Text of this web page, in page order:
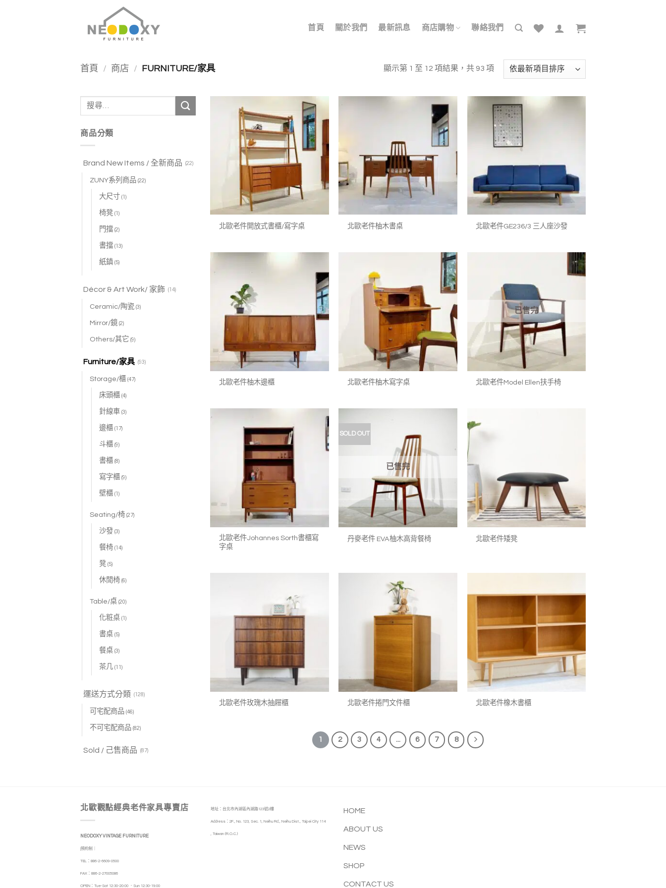
首頁 關於我們 最新訊息 商店購物 聯絡我們
首頁 / 商店 / FURNITURE/家具 顯示第 1 至 12 項結果，共 93 項依
項
目
排
序
鍵
字:
商品分類
Brand New Items / 全新商品 (22)
ZUNY系列商品 (22)
大尺寸 (1)
椅凳 (1)
門擋 (2)
書擋 (13)
紙鎮 (5)
Décor & Art Work/ 家飾 (14)
Ceramic/陶瓷 (3)
Mirror/鏡 (2)
Others/其它 (9)
Furniture/家具 (93)
Storage/櫃 (47)
床頭櫃 (4)
針線車 (3)
邊櫃 (17)
斗櫃 (9)
書櫃 (8)
寫字櫃 (9)
壁櫃 (1)
Seating/椅 (27)
沙發 (3)
餐椅 (14)
凳 (5)
休閒椅 (6)
Table/桌 (20)
化粧桌 (1)
書桌 (5)
餐桌 (3)
茶几 (11)
運送方式分類 (128)
可宅配商品 (46)
不可宅配商品 (82)
Sold / 己售商品 (87)
加入
我的
收藏
北歐老件開放式書櫃/寫字桌
加入
我的
收藏
北歐老件柚木書桌 北歐老件GE236/3 三人座沙發
加入
我的
收藏
+
北歐老件柚木邊櫃
加入
我的
收藏
北歐老件柚木寫字桌
已售完
北歐老件Model Ellen扶手椅
北歐老件Johannes Sorth書櫃寫
字桌
SOLD OUT
已售完
丹麥老件 EVA柚木高背餐椅
+
北歐老件矮凳
北歐老件玫瑰木抽屜櫃 北歐老件捲門文件櫃
收藏
+
北歐老件橡木書櫃
1 2 3 4 ... 6 7 8
北歐觀點經典老件家具專賣店
NEODOXY VINTAGE FURNITURE
|預約制｜
TEL：886-2-6609-0500
FAX：886-2-27005086
OPEN：Tue-Sat 12:30-20:00 ．Sun 12:30-19:00
地址：台北市內湖區內湖路123號2樓
Address：2F., No. 123, Sec. 1, Neihu Rd., Neihu Dist., Taipei City 114
, Taiwan (R.O.C.)
HOME
ABOUT US
NEWS
SHOP
CONTACT US